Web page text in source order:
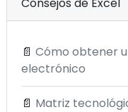
📄 Cómo obtener
electrónico
📄 Matriz